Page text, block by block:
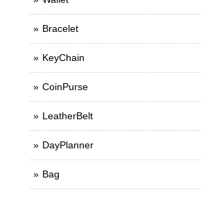
Bracelet
KeyChain
CoinPurse
LeatherBelt
DayPlanner
Bag